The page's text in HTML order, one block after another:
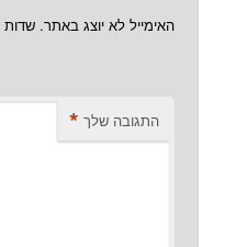
האימייל לא יוצג באתר. שדות
התגובה שלך *